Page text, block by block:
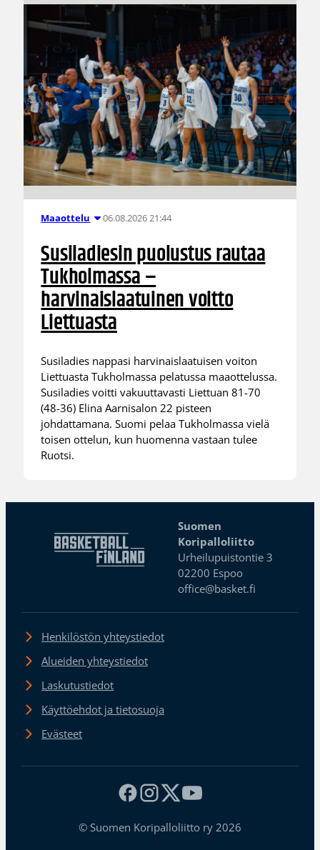
Maaottelu 06.08.2026 21:44
Susiladiesin puolustus rautaa
Tukholmassa –
harvinaislaatuinen voitto
Liettuasta
Susiladies nappasi harvinaislaatuisen voiton
Liettuasta Tukholmassa pelatussa maaottelussa.
Susiladies voitti vakuuttavasti Liettuan 81-70
(48-36) Elina Aarnisalon 22 pisteen
johdattamana. Suomi pelaa Tukholmassa vielä
toisen ottelun, kun huomenna vastaan tulee
Ruotsi.
Suomen
Koripalloliitto
Urheilupuistontie 3
02200 Espoo
office@basket.fi
Henkilöstön yhteystiedot
Alueiden yhteystiedot
Laskutustiedot
Käyttöehdot ja tietosuoja
Evästeet
© Suomen Koripalloliitto ry 2026